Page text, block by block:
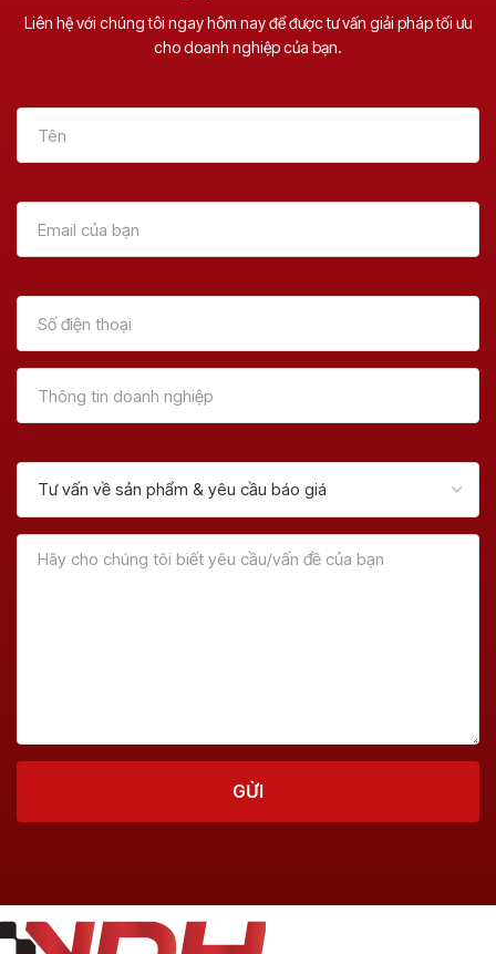
Máy Photocopy Tại
Nẵng – Uy Tín &
Tận Nơi
Xem Thêm
Photocopy Đa
Chức Năng ?
Liên hệ với chúng tôi ngay hôm nay để được tư vấn giải pháp tối ưu
cho doanh nghiệp của bạn.